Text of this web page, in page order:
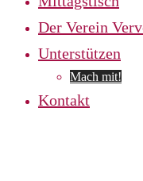
Der Verein
Unterstützen
Mach mit!
Kontakt